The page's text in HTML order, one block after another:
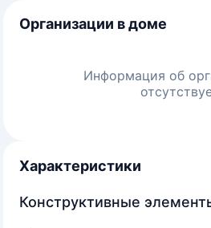
Организации в доме
Информация об
Характеристики
Конструктивные